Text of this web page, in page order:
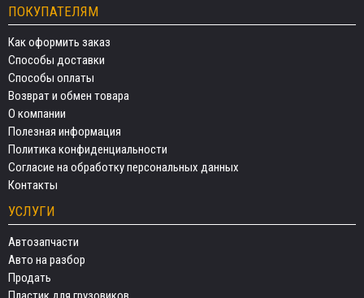
ПОКУПАТЕЛЯМ
Как оформить заказ
Способы доставки
Способы оплаты
Возврат и обмен товара
О компании
Полезная информация
Политика конфиденциальности
Согласие на обработку персональных данных
Контакты
УСЛУГИ
Автозапчасти
Авто на разбор
Продать